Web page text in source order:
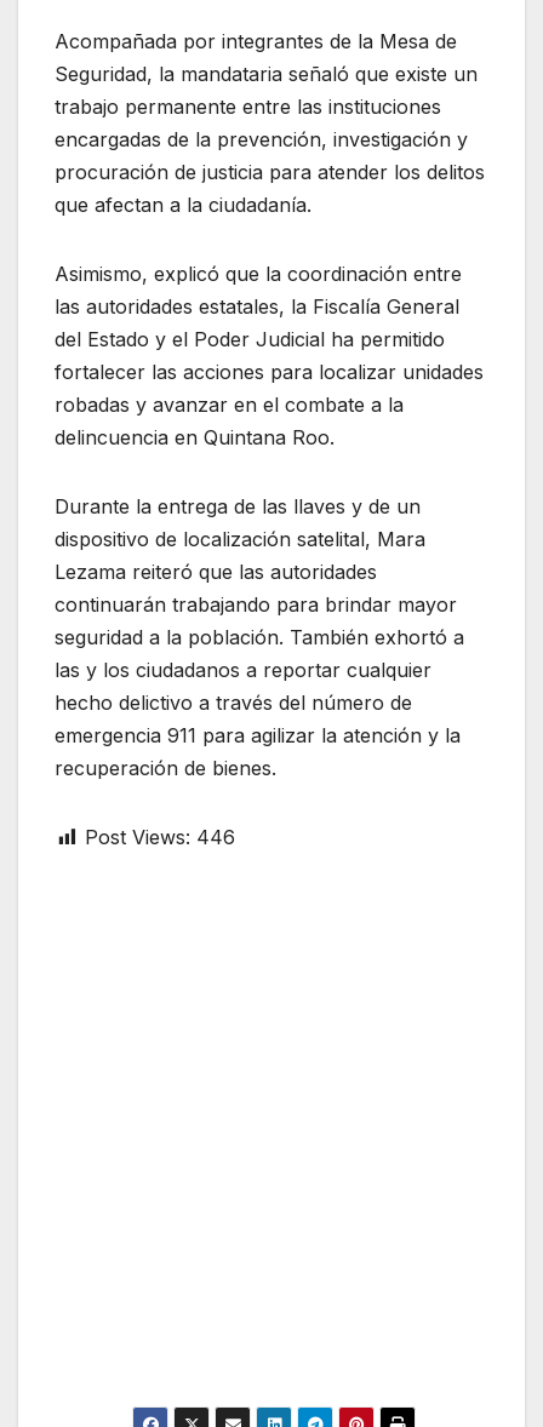
Acompañada por integrantes de la Mesa de
Seguridad, la mandataria señaló que existe un
trabajo permanente entre las instituciones
encargadas de la prevención, investigación y
procuración de justicia para atender los delitos
que afectan a la ciudadanía.
Asimismo, explicó que la coordinación entre
las autoridades estatales, la Fiscalía General
del Estado y el Poder Judicial ha permitido
fortalecer las acciones para localizar unidades
robadas y avanzar en el combate a la
delincuencia en Quintana Roo.
Durante la entrega de las llaves y de un
dispositivo de localización satelital, Mara
Lezama reiteró que las autoridades
continuarán trabajando para brindar mayor
seguridad a la población. También exhortó a
las y los ciudadanos a reportar cualquier
hecho delictivo a través del número de
emergencia 911 para agilizar la atención y la
recuperación de bienes.
Post Views: 446